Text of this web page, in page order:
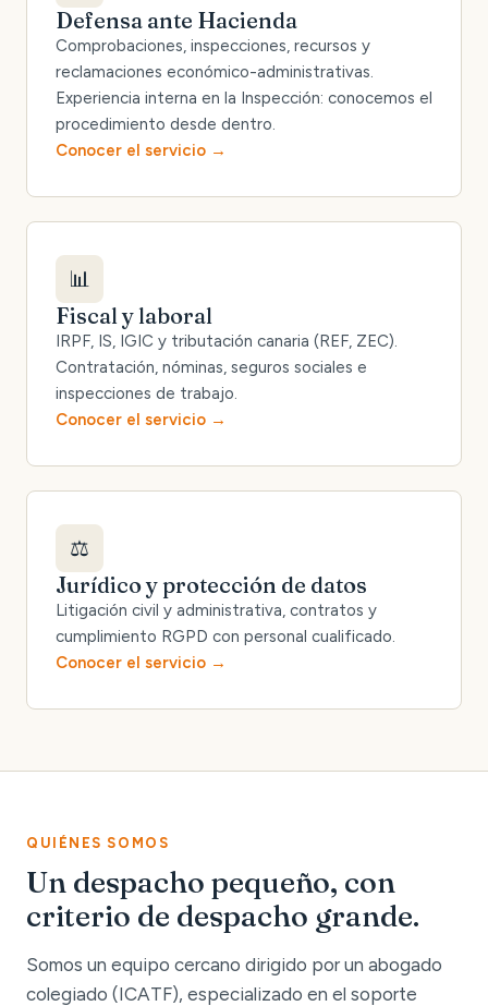
Defensa ante Hacienda
Comprobaciones, inspecciones, recursos y
reclamaciones económico-administrativas.
Experiencia interna en la Inspección: conocemos el
procedimiento desde dentro.
Conocer el servicio
📊
Fiscal y laboral
IRPF, IS, IGIC y tributación canaria (REF, ZEC).
Contratación, nóminas, seguros sociales e
inspecciones de trabajo.
Conocer el servicio
⚖️
Jurídico y protección de datos
Litigación civil y administrativa, contratos y
cumplimiento RGPD con personal cualificado.
Conocer el servicio
QUIÉNES SOMOS
Un despacho pequeño, con
criterio de despacho grande.
Somos un equipo cercano dirigido por un abogado
colegiado (ICATF), especializado en el soporte